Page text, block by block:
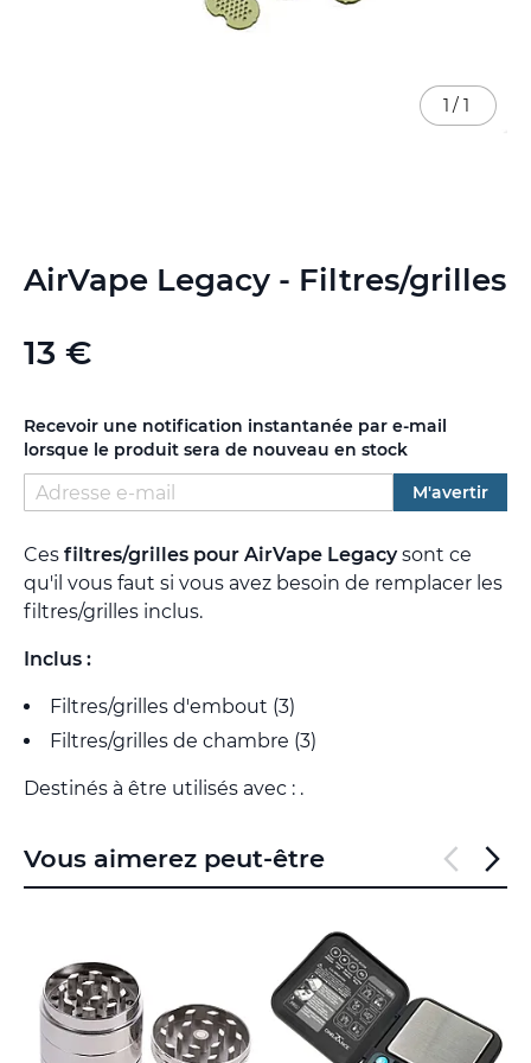
AirVape Legacy - Filtres/grilles
13 €
Recevoir une notification instantanée par e-mail
lorsque le produit sera de nouveau en stock
M'avertir
Ces filtres/grilles pour AirVape Legacysont ce
qu'il vous faut si vous avez besoin de remplacer les
filtres/grilles inclus.
Inclus :
Filtres/grilles d'embout (3)
Filtres/grilles de chambre (3)
Destinés à être utilisés avec : .
1 / 1
to
of
gallery
Vous aimerez peut-être